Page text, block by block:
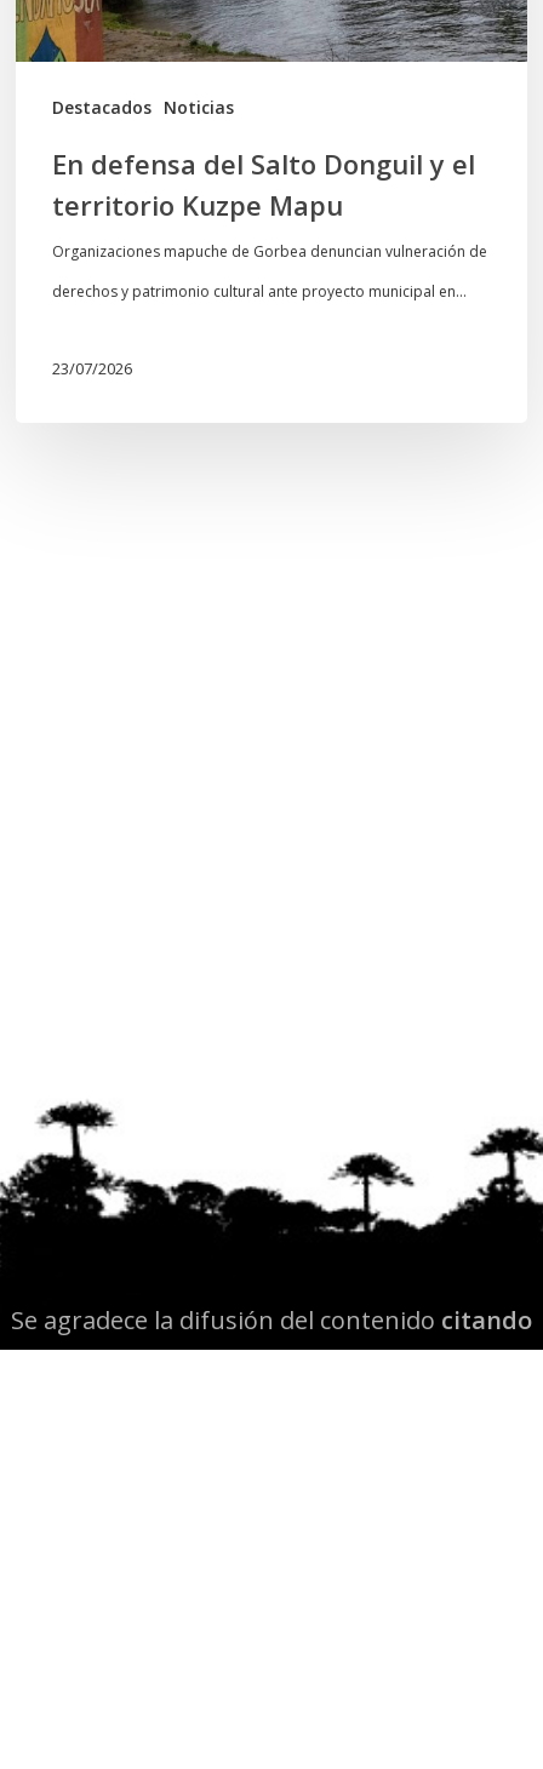
Destacados Noticias
territorio
Kuzpe
Mapu
En defensa del Salto Donguil y el
territorio Kuzpe Mapu
Organizaciones mapuche de Gorbea denuncian vulneración de
derechos y patrimonio cultural ante proyecto municipal en…
23/07/2026
Se agradece la difusión del contenido citando
la fuente www.mapuexpress.org